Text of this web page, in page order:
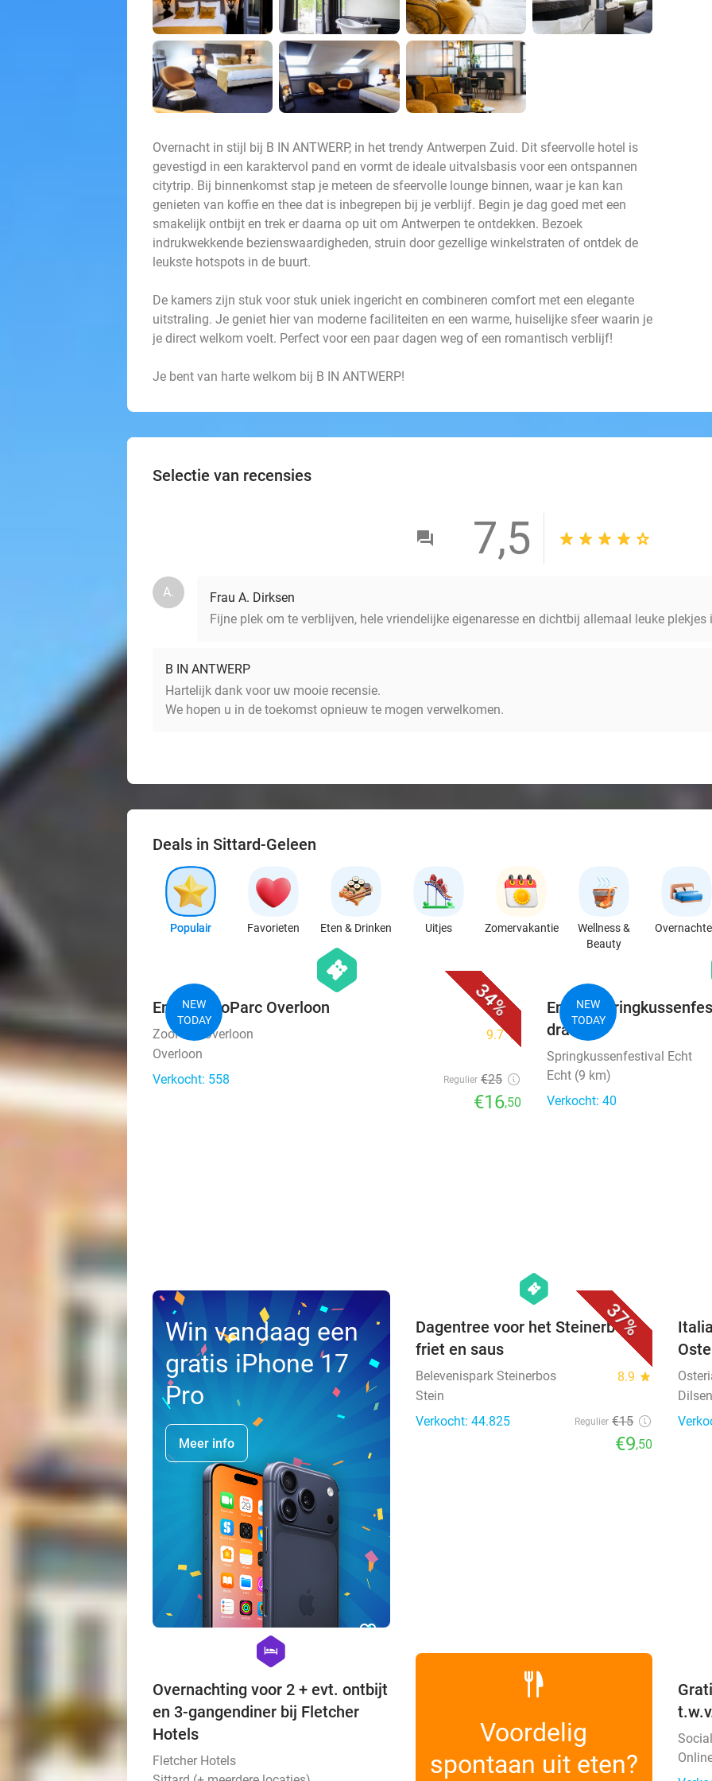
Overnacht in stijl bij B IN ANTWERP, in het trendy Antwerpen Zuid. Dit sfeervolle hotel is
gevestigd in een karaktervol pand en vormt de ideale uitvalsbasis voor een ontspannen
citytrip. Bij binnenkomst stap je meteen de sfeervolle lounge binnen, waar je kan kan
genieten van koffie en thee dat is inbegrepen bij je verblijf. Begin je dag goed met een
smakelijk ontbijt en trek er daarna op uit om Antwerpen te ontdekken. Bezoek
indrukwekkende bezienswaardigheden, struin door gezellige winkelstraten of ontdek de
leukste hotspots in de buurt.
De kamers zijn stuk voor stuk uniek ingericht en combineren comfort met een elegante
uitstraling. Je geniet hier van moderne faciliteiten en een warme, huiselijke sfeer waarin je
je direct welkom voelt. Perfect voor een paar dagen weg of een romantisch verblijf!
Je bent van harte welkom bij B IN ANTWERP!
Selectie van recensies
7,5
A.
Frau A. Dirksen
Fijne plek om te verblijven, hele vriendelijke eigenaresse en dichtbij allemaal leuke plekjes
B IN ANTWERP
Hartelijk dank voor uw mooie recensie.
We hopen u in de toekomst opnieuw te mogen verwelkomen.
Deals in Sittard-Geleen
Populair Favorieten Eten & Drinken Uitjes Zomervakantie
Wellness &
Beauty
34%
NEW
TODAY
hexagon
events
Entree ZooParc Overloon
ZooParc Overloon 9.7star
Overloon
Verkocht: 558
Regulier €25
€16,50
NEW
TODAY
Entree
drankje
Springkussenfestival Echt
Echt (9 km)
Verkocht: 40
Win vandaag een
gratis iPhone 17
Pro
Meer info
37%
hexagon
events
Dagentree voor het Steinerbos +
friet en saus
Belevenispark Steinerbos 8.9 star
Stein
Verkocht: 44.825
Regulier €15
€9,50
favorite_border
hexagon
hotel
Overnachting voor 2 + evt. ontbijt
en 3-gangendiner bij Fletcher
Hotels
Fletcher Hotels
Voordelig
spontaan uit eten?